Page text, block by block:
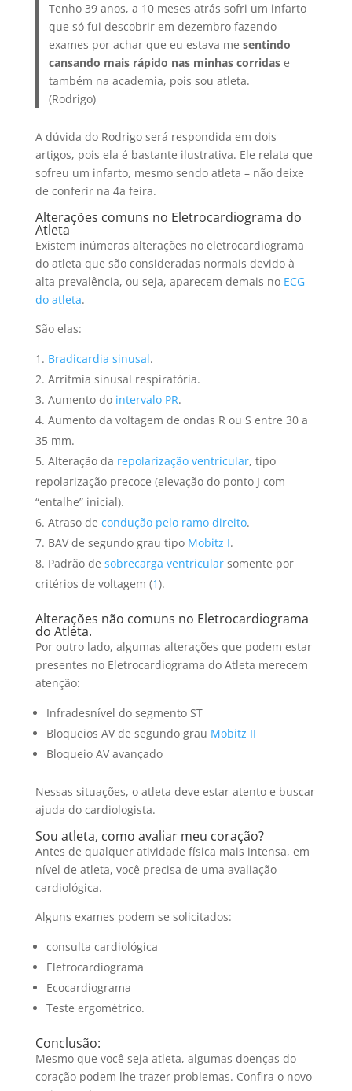
Tenho 39 anos, a 10 meses atrás sofri um infarto
que só fui descobrir em dezembro fazendo
exames por achar que eu estava mesentindo
cansando mais rápido nas minhas corridas e
também na academia, pois sou atleta.
(Rodrigo)
A dúvida do Rodrigo será respondida em dois
artigos, pois ela é bastante ilustrativa. Ele relata que
sofreu um infarto, mesmo sendo atleta – não deixe
de conferir na 4a feira.
Alterações comuns no Eletrocardiograma do
Atleta
Existem inúmeras alterações no eletrocardiograma
do atleta que são consideradas normais devido à
alta prevalência, ou seja, aparecem demais no ECG
do atleta.
São elas:
Bradicardia sinusal.
Arritmia sinusal respiratória.
Aumento do intervalo PR.
Aumento da voltagem de ondas R ou S entre 30 a
35 mm.
Alteração da repolarização ventricular, tipo
repolarização precoce (elevação do ponto J com
“entalhe” inicial).
Atraso de condução pelo ramo direito.
BAV de segundo grau tipo Mobitz I.
Padrão de sobrecarga ventricularsomente por
critérios de voltagem (1).
Alterações não comuns no Eletrocardiograma
do Atleta.
Por outro lado, algumas alterações que podem estar
presentes no Eletrocardiograma do Atleta merecem
atenção:
Infradesnível do segmento ST
Bloqueios AV de segundo grau Mobitz II
Bloqueio AV avançado
Nessas situações, o atleta deve estar atento e buscar
ajuda do cardiologista.
Sou atleta, como avaliar meu coração?
Antes de qualquer atividade física mais intensa, em
nível de atleta, você precisa de uma avaliação
cardiológica.
Alguns exames podem se solicitados:
consulta cardiológica
Eletrocardiograma
Ecocardiograma
Teste ergométrico.
Conclusão:
Mesmo que você seja atleta, algumas doenças do
coração podem lhe trazer problemas. Confira o novo